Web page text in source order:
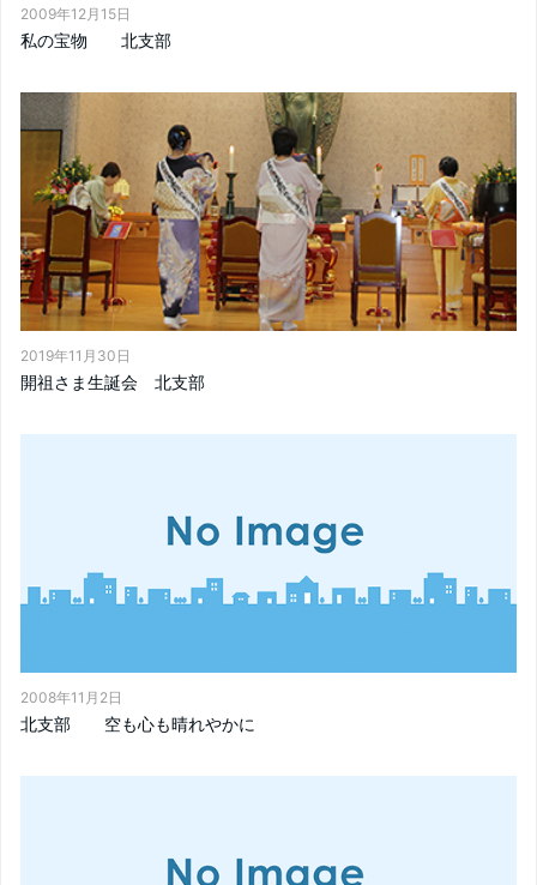
2009年12月15日
私の宝物 北支部
2019年11月30日
開祖さま生誕会 北支部
2008年11月2日
北支部 空も心も晴れやかに